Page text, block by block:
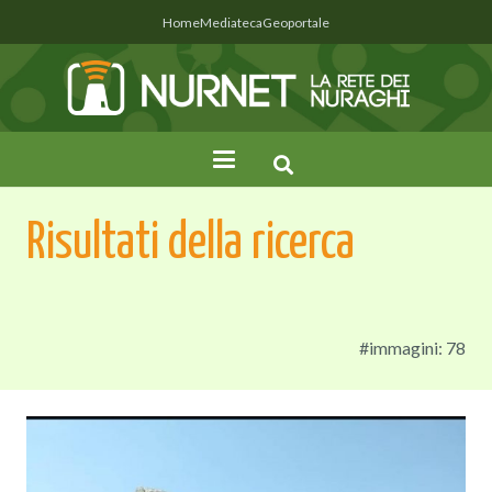
HomeMediatecaGeoportale
Risultati della ricerca
#immagini: 78